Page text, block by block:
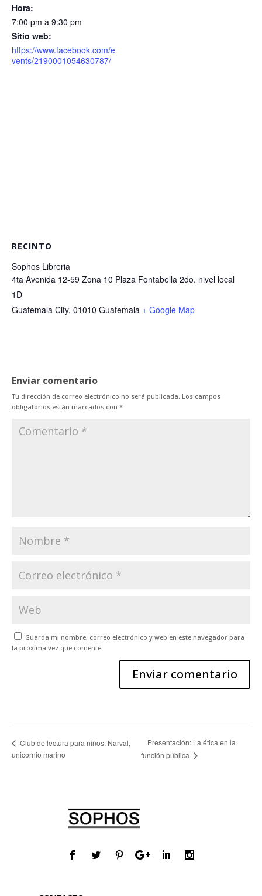
Hora:
7:00 pm a 9:30 pm
Sitio web:
https://www.facebook.com/e
vents/2190001054630787/
RECINTO
Sophos Libreria
4ta Avenida 12-59 Zona 10 Plaza Fontabella 2do. nivel local
1D
Guatemala City, 01010 Guatemala + Google Map
Enviar comentario
Tu dirección de correo electrónico no será publicada. Los campos
obligatorios están marcados con *
Guarda mi nombre, correo electrónico y web en este navegador para
la próxima vez que comente.
Club de lectura para niños: Narval,
unicornio marino
Presentación: La ética en la
función pública